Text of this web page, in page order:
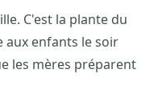
C'est la plante du
aux enfants le soir
les mères préparent